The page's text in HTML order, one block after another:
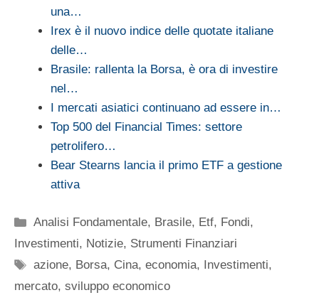
una…
Irex è il nuovo indice delle quotate italiane
delle…
Brasile: rallenta la Borsa, è ora di investire
nel…
I mercati asiatici continuano ad essere in…
Top 500 del Financial Times: settore
petrolifero…
Bear Stearns lancia il primo ETF a gestione
attiva
Categorie
Analisi Fondamentale, Brasile, Etf, Fondi,
Investimenti, Notizie, Strumenti Finanziari
Tag
azione, Borsa, Cina,economia, Investimenti,
mercato, sviluppo economico